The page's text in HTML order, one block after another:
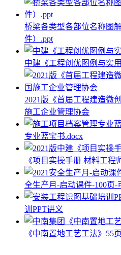
桥梁各类型各部位名称图
件）.ppt
中建《工程创优图例与实
2021版《首届工程建造微
施工企业管理协会
专业蓝宝书.docx
《项目实操手册 材料工程
全生产月-启动课件-100页-
训PPT讲义
《中南置地工艺工法》55